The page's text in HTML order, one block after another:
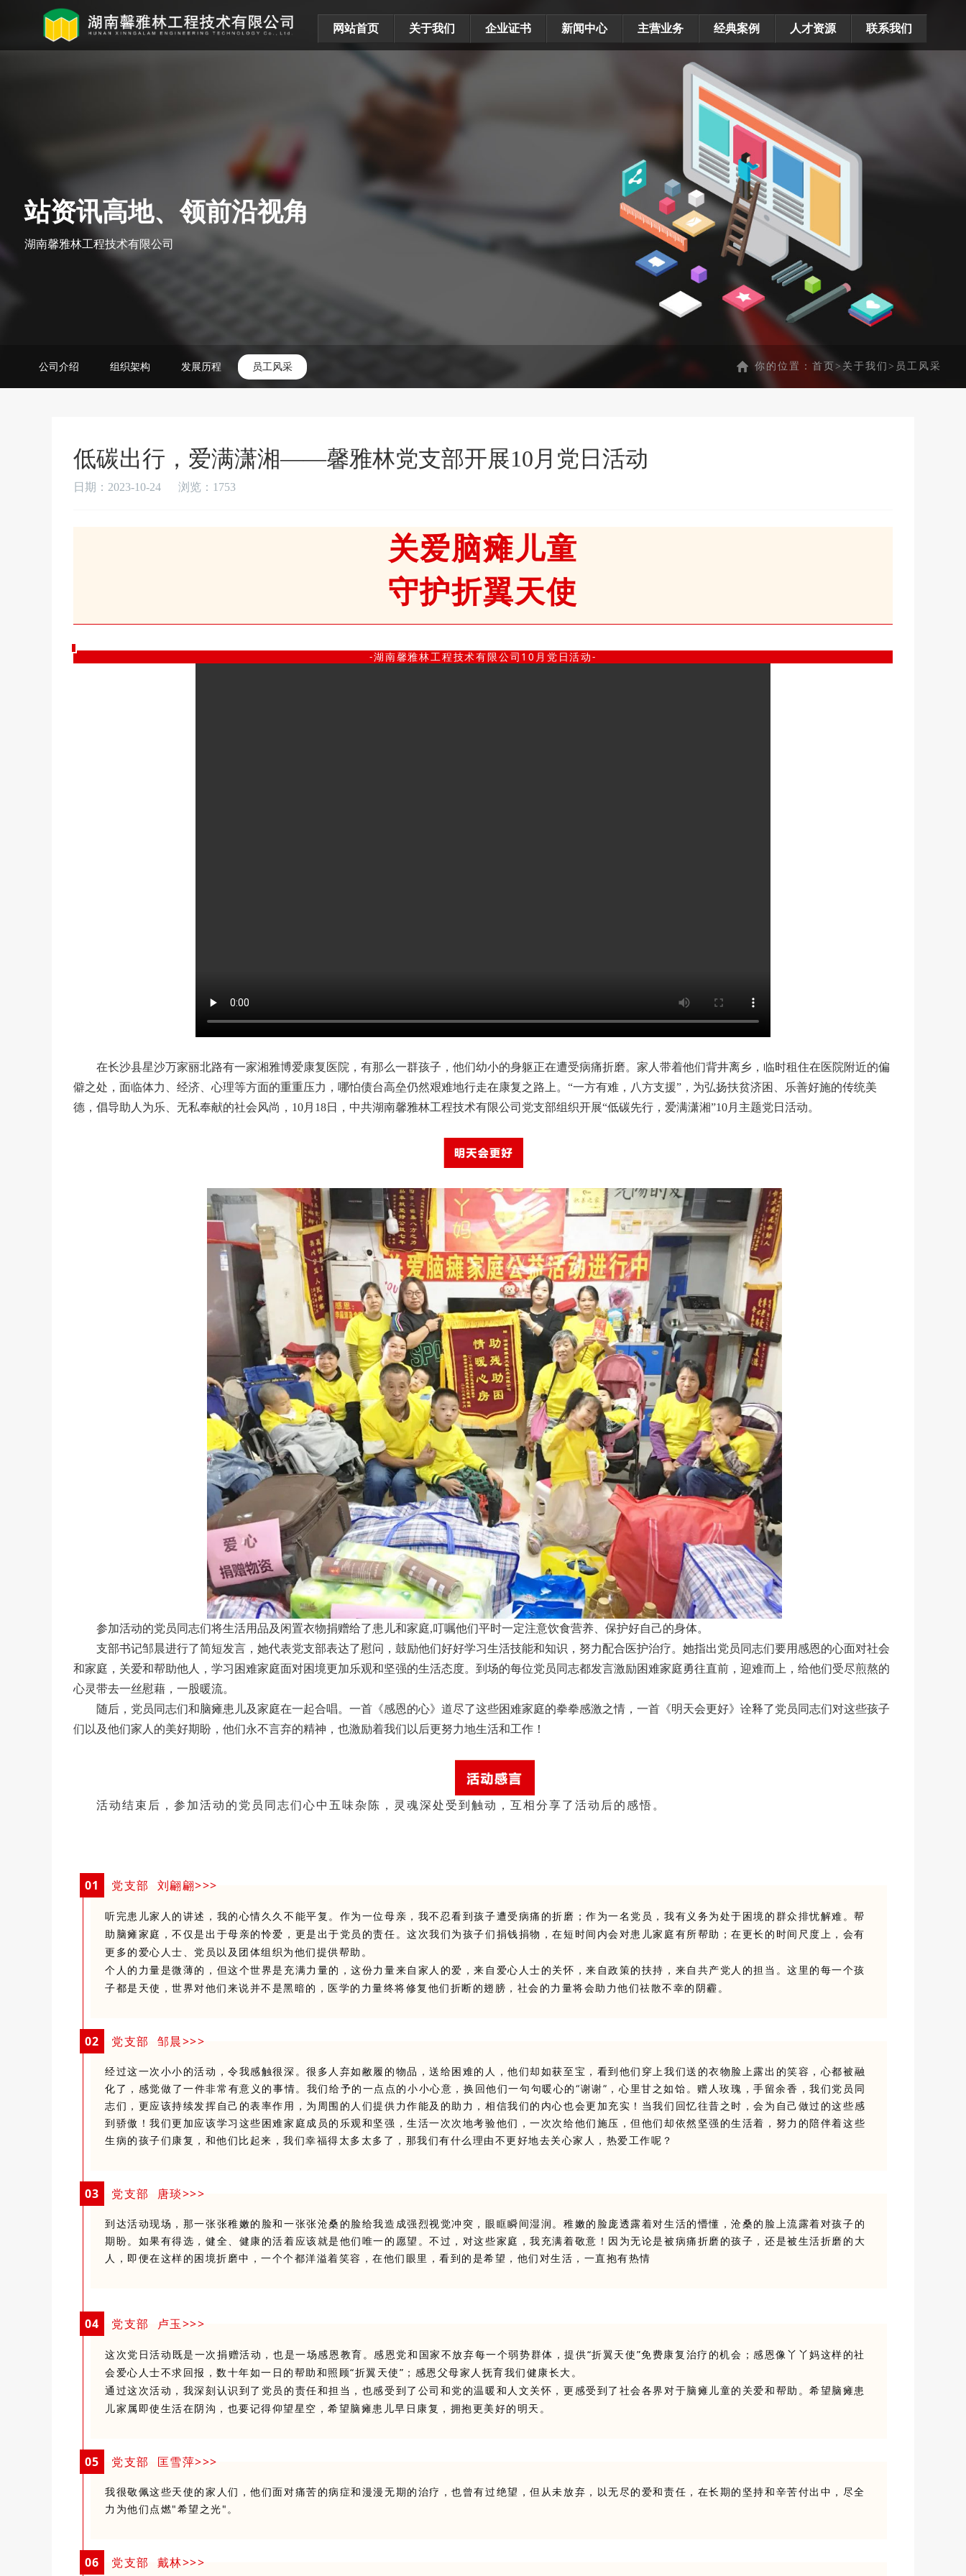
网站首页 关于我们 企业证书 新闻中心 主营业务 经典案例 人才资源 联系我们
站资讯高地、领前沿视角
湖南馨雅林工程技术有限公司
公司介绍 组织架构 发展历程 员工风采 你的位置：首页> 关于我们> 员工风采
低碳出行，爱满潇湘——馨雅林党支部开展10月党日活动
日期：2023-10-24 浏览： 1753
关爱脑瘫儿童
守护折翼天使
-湖南馨雅林工程技术有限公司10月党日活动-
在长沙县星沙万家丽北路有一家湘雅博爱康复医院，有那么一群孩子，他们幼小的身躯正在遭受病痛折磨。家人带着他们背井离乡，临时租住在医院附近的偏
僻之处，面临体力、经济、心理等方面的重重压力，哪怕债台高垒仍然艰难地行走在康复之路上。“一方有难，八方支援”，为弘扬扶贫济困、乐善好施的传统美
德，倡导助人为乐、无私奉献的社会风尚，10月18日，中共湖南馨雅林工程技术有限公司党支部组织开展“低碳先行，爱满潇湘”10月主题党日活动。
参加活动的党员同志们将生活用品及闲置衣物捐赠给了患儿和家庭,叮嘱他们平时一定注意饮食营养、保护好自己的身体。
支部书记邹晨进行了简短发言，她代表党支部表达了慰问，鼓励他们好好学习生活技能和知识，努力配合医护治疗。她指出党员同志们要用感恩的心面对社会
和家庭，关爱和帮助他人，学习困难家庭面对困境更加乐观和坚强的生活态度。到场的每位党员同志都发言激励困难家庭勇往直前，迎难而上，给他们受尽煎熬的
心灵带去一丝慰藉，一股暖流。
随后，党员同志们和脑瘫患儿及家庭在一起合唱。一首《感恩的心》道尽了这些困难家庭的拳拳感激之情，一首《明天会更好》诠释了党员同志们对这些孩子
们以及他们家人的美好期盼，他们永不言弃的精神，也激励着我们以后更努力地生活和工作！
活动结束后，参加活动的党员同志们心中五味杂陈，灵魂深处受到触动，互相分享了活动后的感悟。
01 党支部 刘翩翩>>>
听完患儿家人的讲述，我的心情久久不能平复。作为一位母亲，我不忍看到孩子遭受病痛的折磨；作为一名党员，我有义务为处于困境的群众排忧解难。帮
助脑瘫家庭，不仅是出于母亲的怜爱，更是出于党员的责任。这次我们为孩子们捐钱捐物，在短时间内会对患儿家庭有所帮助；在更长的时间尺度上，会有
更多的爱心人士、党员以及团体组织为他们提供帮助。
个人的力量是微薄的，但这个世界是充满力量的，这份力量来自家人的爱，来自爱心人士的关怀，来自政策的扶持，来自共产党人的担当。这里的每一个孩
子都是天使，世界对他们来说并不是黑暗的，医学的力量终将修复他们折断的翅膀，社会的力量将会助力他们祛散不幸的阴霾。
02 党支部 邹晨>>>
经过这一次小小的活动，令我感触很深。很多人弃如敝履的物品，送给困难的人，他们却如获至宝，看到他们穿上我们送的衣物脸上露出的笑容，心都被融
化了，感觉做了一件非常有意义的事情。 我们给予的一点点的小小心意，换回他们一句句暖心的“谢谢”，心里甘之如饴。赠人玫瑰，手留余香，我们党员同
志们，更应该持续发挥自己的表率作用，为周围的人们提供力作能及的助力，相信我们的内心也会更加充实！ 当我们回忆往昔之时，会为自己做过的这些感
到骄傲！我们更加应该学习这些困难家庭成员的乐观和坚强，生活一次次地考验他们，一次次给他们施压，但他们却依然坚强的生活着，努力的陪伴着这些
生病的孩子们康复，和他们比起来，我们幸福得太多太多了，那我们有什么理由不更好地去关心家人，热爱工作呢？
03 党支部 唐琰>>>
到达活动现场，那一张张稚嫩的脸和一张张沧桑的脸给我造成强烈视觉冲突，眼眶瞬间湿润。 稚嫩的脸庞透露着对生活的懵懂，沧桑的脸上流露着对孩子的
期盼。 如果有得选，健全、健康的活着应该就是他们唯一的愿望。不过，对这些家庭，我充满着敬意！ 因为无论是被病痛折磨的孩子，还是被生活折磨的大
人，即便在这样的困境折磨中，一个个都洋溢着笑容，在他们眼里，看到的是希望，他们对生活，一直抱有热情
04 党支部 卢玉>>>
这次党日活动既是一次捐赠活动，也是一场感恩教育。感恩党和国家不放弃每一个弱势群体，提供“折翼天使”免费康复治疗的机会；感恩像丫丫妈这样的社
会爱心人士不求回报，数十年如一日的帮助和照顾“折翼天使”；感恩父母家人抚育我们健康长大。
通过这次活动，我深刻认识到了党员的责任和担当，也感受到了公司和党的温暖和人文关怀，更感受到了社会各界对于脑瘫儿童的关爱和帮助。希望脑瘫患
儿家属即使生活在阴沟，也要记得仰望星空，希望脑瘫患儿早日康复，拥抱更美好的明天 。
05 党支部 匡雪萍>>>
我很敬佩这些天使的家人们，他们面对痛苦的病症和漫漫无期的治疗，也曾有过绝望，但从未放弃，以无尽的爱和责任，在长期的坚持和辛苦付出中，尽全
力为他们点燃"希望之光"。
06 党支部 戴林>>>